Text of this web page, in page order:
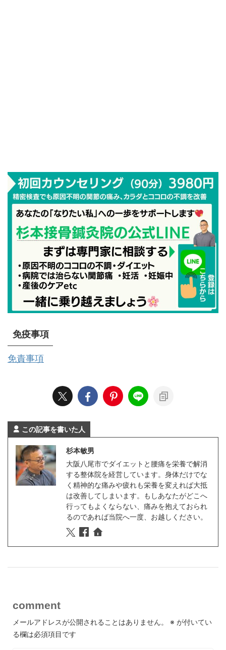
免疫事項
免責事項
この記事を書いた人
杉本敏男
大阪八尾市でダイエットと腰痛を栄養で解消
する整体院を経営しています。身体だけでな
く精神的な痛みや疲れも栄養を変えれば大抵
は改善してしまいます。もしあなたがどこへ
行ってもよくならない、痛みを抱えておられ
るのであれば当院へ一度、お越しください。
comment
メールアドレスが公開されることはありません。 ※ が付いてい
る欄は必須項目です